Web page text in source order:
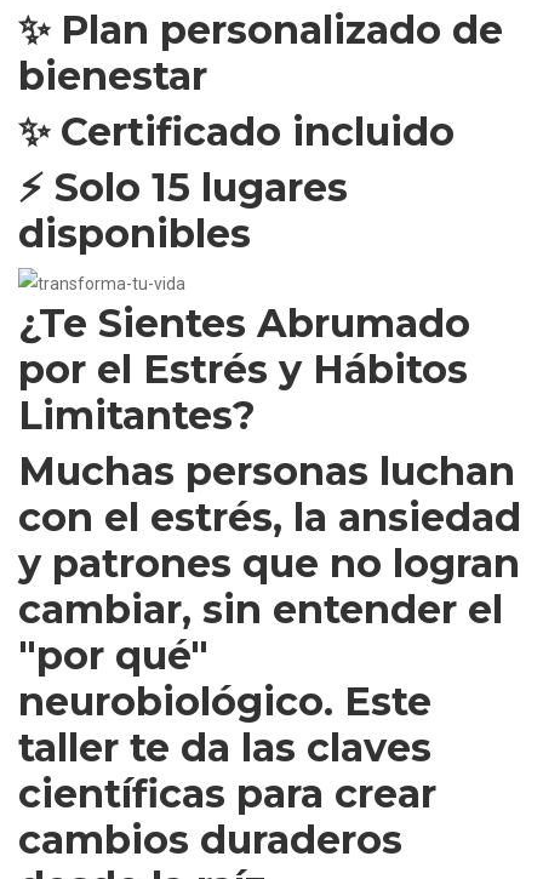
✨ Plan personalizado de
bienestar
✨ Certificado incluido
⚡ Solo 15 lugares
disponibles
¿Te Sientes Abrumado
por el Estrés y Hábitos
Limitantes?
Muchas personas luchan
con el estrés, la ansiedad
y patrones que no logran
cambiar, sin entender el
"por qué"
neurobiológico. Este
taller te da las claves
científicas para crear
cambios duraderos